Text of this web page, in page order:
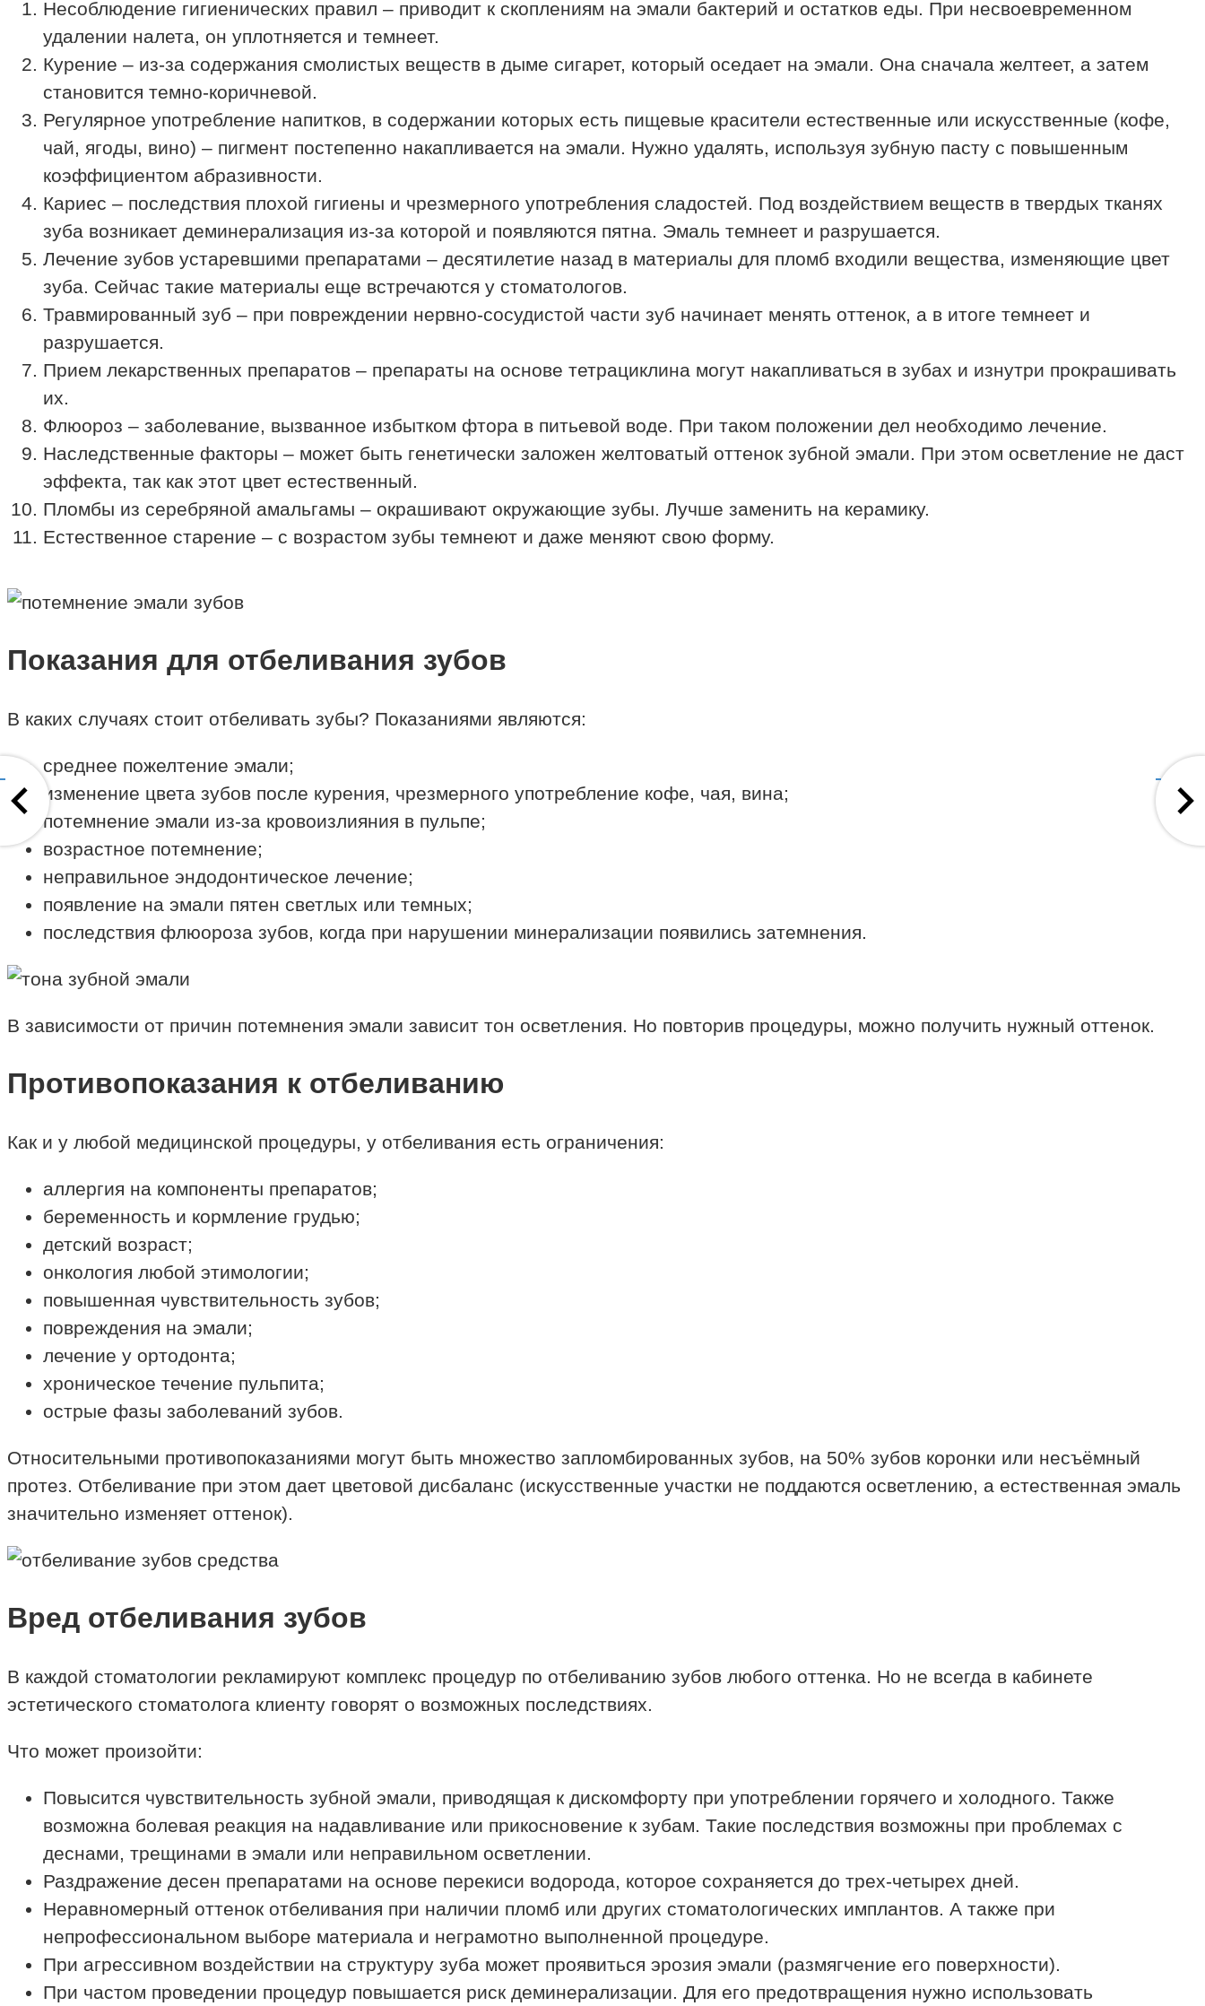
Несоблюдение гигиенических правил – приводит к скоплениям на эмали бактерий и остатков еды. При несвоевременном
удалении налета, он уплотняется и темнеет.
Курение – из-за содержания смолистых веществ в дыме сигарет, который оседает на эмали. Она сначала желтеет, а затем
становится темно-коричневой.
Регулярное употребление напитков, в содержании которых есть пищевые красители естественные или искусственные (кофе,
чай, ягоды, вино) – пигмент постепенно накапливается на эмали. Нужно удалять, используя зубную пасту с повышенным
коэффициентом абразивности.
Кариес – последствия плохой гигиены и чрезмерного употребления сладостей. Под воздействием веществ в твердых тканях
зуба возникает деминерализация из-за которой и появляются пятна. Эмаль темнеет и разрушается.
Лечение зубов устаревшими препаратами – десятилетие назад в материалы для пломб входили вещества, изменяющие цвет
зуба. Сейчас такие материалы еще встречаются у стоматологов.
Травмированный зуб – при повреждении нервно-сосудистой части зуб начинает менять оттенок, а в итоге темнеет и
разрушается.
Прием лекарственных препаратов – препараты на основе тетрациклина могут накапливаться в зубах и изнутри прокрашивать
их.
Флюороз – заболевание, вызванное избытком фтора в питьевой воде. При таком положении дел необходимо лечение.
Наследственные факторы – может быть генетически заложен желтоватый оттенок зубной эмали. При этом осветление не даст
эффекта, так как этот цвет естественный.
Пломбы из серебряной амальгамы – окрашивают окружающие зубы. Лучше заменить на керамику.
Естественное старение – с возрастом зубы темнеют и даже меняют свою форму.
Показания для отбеливания зубов
В каких случаях стоит отбеливать зубы? Показаниями являются:
среднее пожелтение эмали;
изменение цвета зубов после курения, чрезмерного употребление кофе, чая, вина;
потемнение эмали из-за кровоизлияния в пульпе;
возрастное потемнение;
неправильное эндодонтическое лечение;
появление на эмали пятен светлых или темных;
последствия флюороза зубов, когда при нарушении минерализации появились затемнения.
В зависимости от причин потемнения эмали зависит тон осветления. Но повторив процедуры, можно получить нужный оттенок.
Противопоказания к отбеливанию
Как и у любой медицинской процедуры, у отбеливания есть ограничения:
аллергия на компоненты препаратов;
беременность и кормление грудью;
детский возраст;
онкология любой этимологии;
повышенная чувствительность зубов;
повреждения на эмали;
лечение у ортодонта;
хроническое течение пульпита;
острые фазы заболеваний зубов.
Относительными противопоказаниями могут быть множество запломбированных зубов, на 50% зубов коронки или несъёмный
протез. Отбеливание при этом дает цветовой дисбаланс (искусственные участки не поддаются осветлению, а естественная эмаль
значительно изменяет оттенок).
Вред отбеливания зубов
В каждой стоматологии рекламируют комплекс процедур по отбеливанию зубов любого оттенка. Но не всегда в кабинете
эстетического стоматолога клиенту говорят о возможных последствиях.
Что может произойти:
Повысится чувствительность зубной эмали, приводящая к дискомфорту при употреблении горячего и холодного. Также
возможна болевая реакция на надавливание или прикосновение к зубам. Такие последствия возможны при проблемах с
деснами, трещинами в эмали или неправильном осветлении.
Раздражение десен препаратами на основе перекиси водорода, которое сохраняется до трех-четырех дней.
Неравномерный оттенок отбеливания при наличии пломб или других стоматологических имплантов. А также при
непрофессиональном выборе материала и неграмотно выполненной процедуре.
При агрессивном воздействии на структуру зуба может проявиться эрозия эмали (размягчение его поверхности).
При частом проведении процедур повышается риск деминерализации. Для его предотвращения нужно использовать